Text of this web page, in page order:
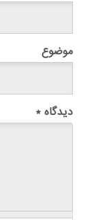
موضوع
دیدگاه *